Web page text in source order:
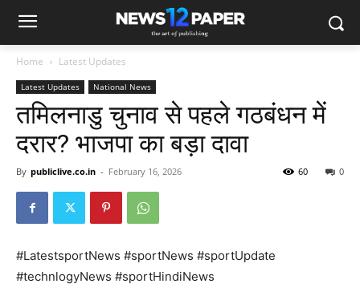
Home Latest Updates
Latest Updates National News
तमिलनाडु चुनाव से पहले गठबंधन में
दरार? भाजपा का बड़ा दावा
By publiclive.co.in - February 16, 2026 0
60
#LatestsportNews #sportNews #sportUpdate
#technlogyNews #sportHindiNews